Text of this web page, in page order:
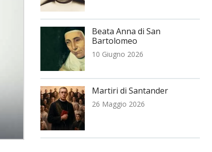
Beata Anna di San
Bartolomeo
10 Giugno 2026
Martiri di Santander
26 Maggio 2026